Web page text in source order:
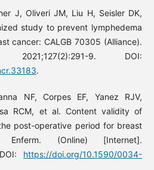
J, Oliveri JM, Liu H, Seisler DK,
study to prevent lymphedema
cancer: CALGB 70305 (Alliance).
9. DOI:
.
NF, Corpes EF, Yanez RJV,
RCM, et al. Content validity of
post-operative period for breast
(Online) [Internet].
https://doi.org/10.1590/0034-